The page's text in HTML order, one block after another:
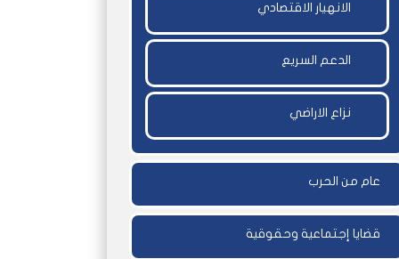
الانهيار الاقتصادي
الدعم السريع
نزاع الاراضي
عام من الحرب
قضايا إجتماعية وحقوقية